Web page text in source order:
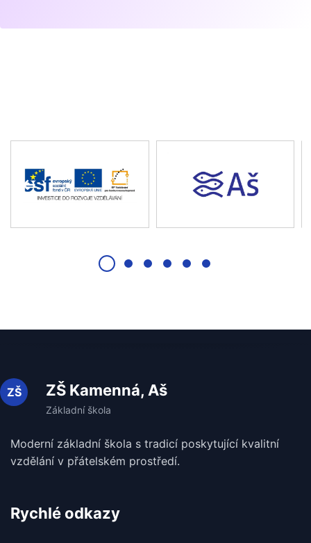
ZŠ Kamenná, Aš
Moderní základní škola s tradicí poskytující kvalitní
vzdělání v přátelském prostředí.
Rychlé odkazy